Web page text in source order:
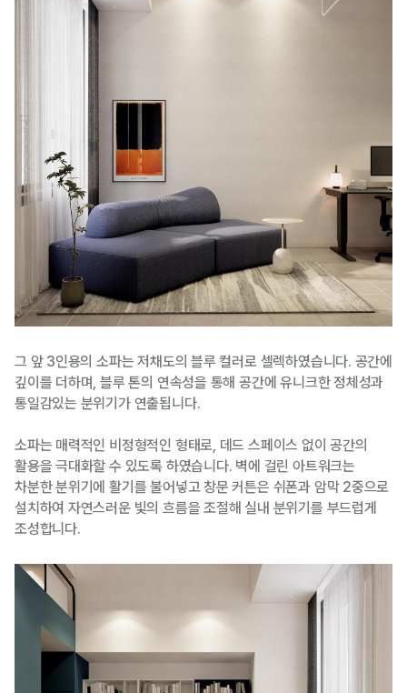
그 앞 3인용의 소파는 저채도의 블루 컬러로 셀렉하였습니다. 공간에
깊이를 더하며, 블루 톤의 연속성을 통해 공간에 유니크한 정체성과
통일감있는 분위기가 연출됩니다.
소파는 매력적인 비정형적인 형태로, 데드 스페이스 없이 공간의
활용을 극대화할 수 있도록 하였습니다. 벽에 걸린 아트워크는
차분한 분위기에 활기를 불어넣고 창문 커튼은 쉬폰과 암막 2중으로
설치하여 자연스러운 빛의 흐름을 조절해 실내 분위기를 부드럽게
조성합니다.